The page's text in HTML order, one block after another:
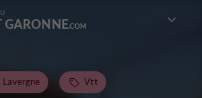
GARONNE
Lavergne Vtt